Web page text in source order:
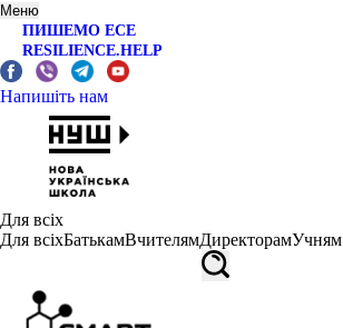
Меню
ПИШЕМО ЕСЕ
RESILIENCE.HELP
Напишіть нам
Для всіх
Для всіхБатькамВчителямДиректорамУчням